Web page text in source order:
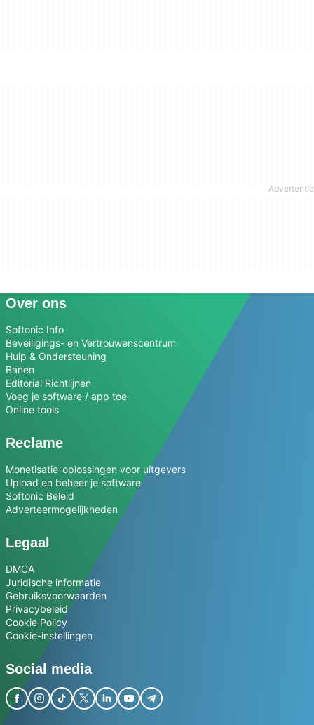
Over ons
Softonic Info
Beveiligings- en Vertrouwenscentrum
Hulp & Ondersteuning
Banen
Editorial Richtlijnen
Voeg je software / app toe
Online tools
Reclame
Monetisatie-oplossingen voor uitgevers
Upload en beheer je software
Softonic Beleid
Adverteermogelijkheden
Legaal
DMCA
Juridische informatie
Gebruiksvoorwaarden
Privacybeleid
Cookie Policy
Cookie-instellingen
Social media